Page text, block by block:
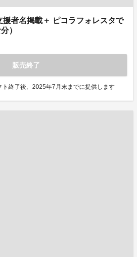
援者名掲載＋ ピコラフォレスタで
）
販売終了
ト終了後、2025年7月末までに提供します